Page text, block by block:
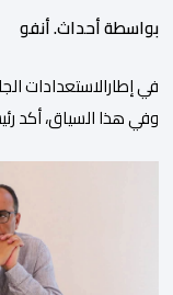
بواسطة أحداث. أنفو
في إطارالاستعدادات
وفي هذا السياق، أكد
ولم تخل هذه الدورة
وتبرز هذه الأرقام
ومن المرتقب أن تعرف
واسعا،في ظل الشغف